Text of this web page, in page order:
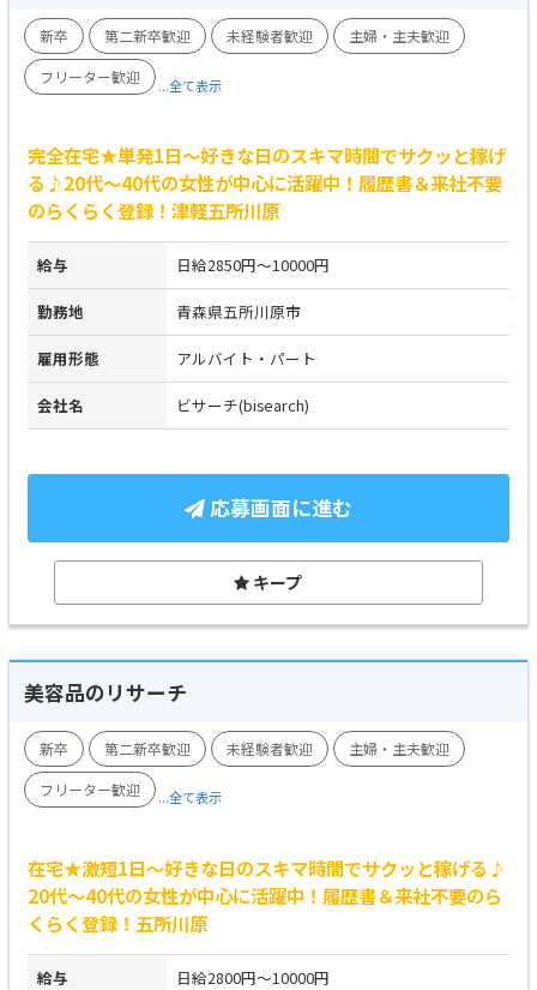
新卒 第二新卒歓迎 未経験者歓迎
主婦・主夫歓迎
フリーター歓迎
...全て表示
完全在宅★単発1日～好きな日のスキマ時間でサクッと稼げ
る♪20代～40代の女性が中心に活躍中！履歴書＆来社不要
のらくらく登録！津軽五所川原
給与 日給2850円～10000円
勤務地 青森県五所川原市
雇用形態 アルバイト・パート
会社名 ビサーチ(bisearch)
応募画面に進む
キープ
美容品のリサーチ
新卒 第二新卒歓迎 未経験者歓迎
主婦・主夫歓迎
フリーター歓迎
...全て表示
在宅★激短1日～好きな日のスキマ時間でサクッと稼げる♪
20代～40代の女性が中心に活躍中！履歴書＆来社不要のら
くらく登録！五所川原
給与 日給2800円～10000円